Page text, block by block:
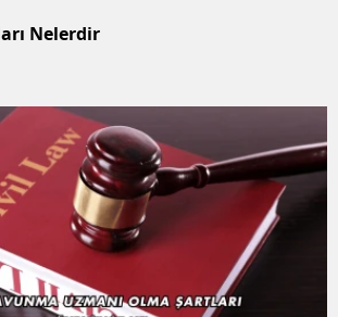
Nelerdir